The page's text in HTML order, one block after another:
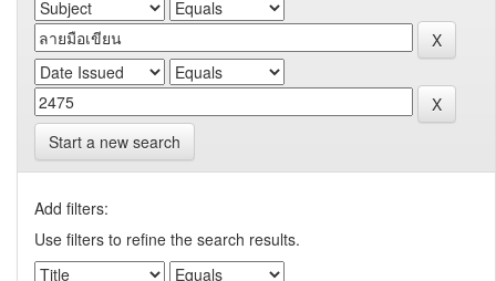
Start a new search
Add filters:
Use filters to refine the search results.